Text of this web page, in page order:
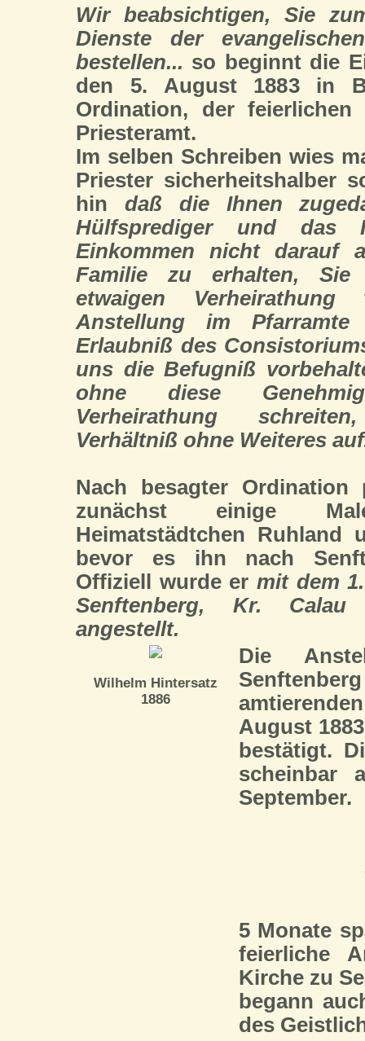
Wir beabsichtigen, Sie
Dienste der
bestellen... so beginnt die
den 5. August 1883 in
Ordination, der
Priesteramt.
Im selben Schreiben wies
Priester sicherheitshalber
hin daß die Ihnen
Hülfsprediger und das
Einkommen nicht darauf
Familie zu erhalten,
etwaigen
Anstellung im Pfarramte
Erlaubniß des
uns die Befugniß
ohne diese
Verheirathung
Verhältniß ohne Weiteres
Nach besagter Ordination
zunächst einige
Heimatstädtchen Ruhland
bevor es ihn nach
Offiziell wurde er mit dem
Senftenberg, Kr. Calau
angestellt.
Wilhelm Hintersatz
1886
Die
August
bestätigt.
scheinbar
September.
5 Monate
feierliche
Kirche zu
begann
des